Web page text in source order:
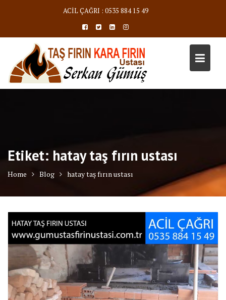
ACİL ÇAĞRI : 0535 884 15 49
Etiket: hatay taş fırın ustası
Home Blog hatay taş fırın ustası